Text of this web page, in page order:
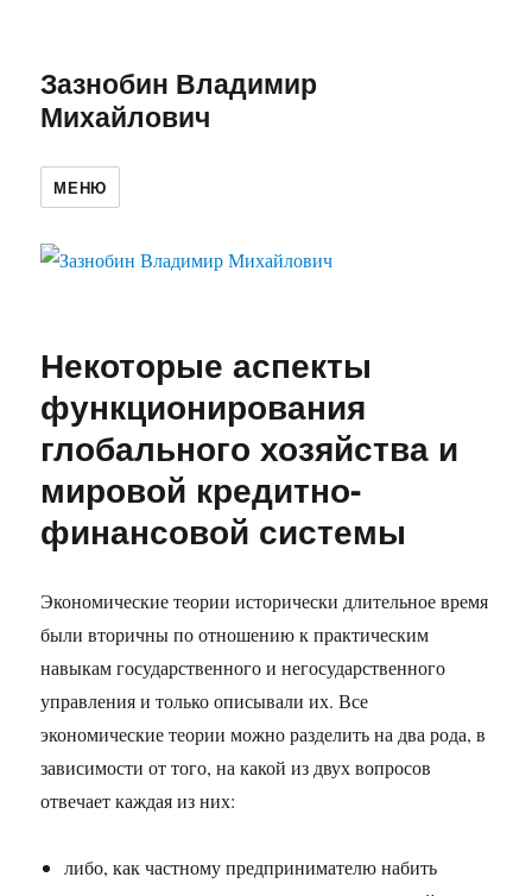
Зазнобин Владимир
Михайлович
МЕНЮ
Некоторые аспекты
функционирования
глобального хозяйства и
мировой кредитно-
финансовой системы
Экономические теории исторически длительное время
были вторичны по отношению к практическим
навыкам государственного и негосударственного
управления и только описывали их. Все
экономические теории можно разделить на два рода, в
зависимости от того, на какой из двух вопросов
отвечает каждая из них:
либо, как частному предпринимателю набить